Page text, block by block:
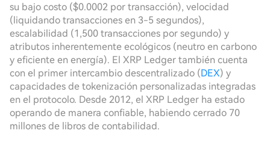
su bajo costo ($0.0002 por transacción), velocidad
(liquidando transacciones en 3-5 segundos),
escalabilidad (1,500 transacciones por segundo) y
atributos inherentemente ecológicos (neutro en carbono
y eficiente en energía). El XRP Ledger también cuenta
con el primer intercambio descentralizado (DEX) y
capacidades de tokenización personalizadas integradas
en el protocolo. Desde 2012, el XRP Ledger ha estado
operando de manera confiable, habiendo cerrado 70
millones de libros de contabilidad.